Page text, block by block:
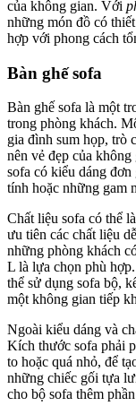
của không gian. Với
những món đồ có
hợp với phong cách
Bàn ghế sofa
Bàn ghế sofa là một
trong phòng khách.
gia đình sum họp, trò
nên vẻ đẹp của
sofa có kiểu dáng
tính hoặc những gam
Chất liệu sofa có thể
ưu tiên các chất liệu
những phòng khách
L là lựa chọn phù
thể sử dụng sofa bộ,
một không gian tiếp
Ngoài kiểu dáng và
Kích thước sofa phải
to hoặc quá nhỏ, để
những chiếc gối tựa
cho bộ sofa thêm